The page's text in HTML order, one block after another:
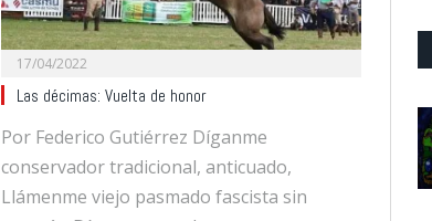
17/04/2022
Las décimas: Vuelta de honor
Por Federico Gutiérrez Díganme
conservador tradicional, anticuado,
Llámenme viejo pasmado fascista sin